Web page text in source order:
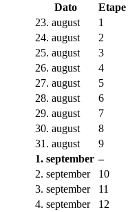
Dato Etape
23. august
1
24. august
2
25. august
3
26. august
4
27. august
5
28. august
6
29. august
7
30. august
8
31. august
9
1. september –
2. september
10
3. september
11
4. september
12